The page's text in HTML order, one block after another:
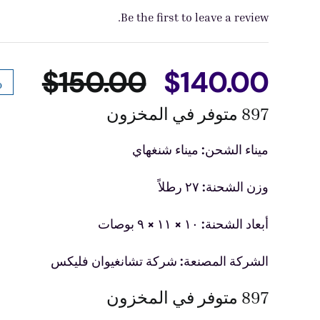
Be the first to leave a review.
$150.00 $140.00
897 متوفر في المخزون
ميناء الشحن: ميناء شنغهاي
وزن الشحنة: ٢٧ رطلاً
أبعاد الشحنة: ١٠ × ١١ × ٩ بوصات
الشركة المصنعة: شركة تشانغيوان فليكس
897 متوفر في المخزون